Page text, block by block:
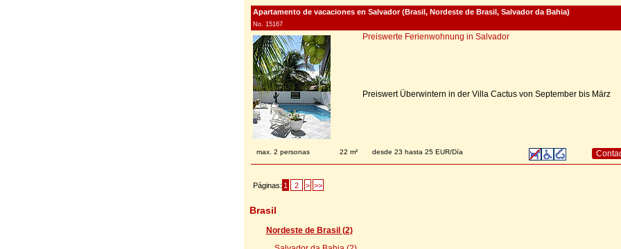
Apartamento de vacaciones en Salvador (Brasil, Nordeste de Brasil, Salvador da Bahia)
No. 15167
Preiswerte Ferienwohnung in Salvador
Preiswert Überwintern in der Villa Cactus von September bis März
max. 2 personas 22 m² desde 23 hasta 25 EUR/Día
Páginas: 1 2 > >>
Brasil
Nordeste de Brasil (2)